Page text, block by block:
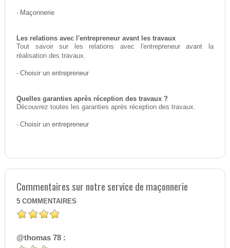
- Maçonnerie
Les relations avec l'entrepreneur avant les travaux
Tout savoir sur les relations avec l'entrepreneur avant la
réalisation des travaux.
- Choisir un entrepreneur
Quelles garanties après réception des travaux ?
Découvrez toutes les garanties après réception des travaux.
- Choisir un entrepreneur
Commentaires sur notre service de maçonnerie
5 COMMENTAIRES
@thomas 78 :